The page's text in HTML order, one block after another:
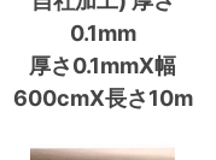
0.1mm
厚さ0.1mmX幅
600cmX長さ10m